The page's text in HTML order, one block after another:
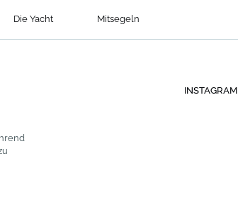
Die Yacht Mitsegeln
INSTAGRAM